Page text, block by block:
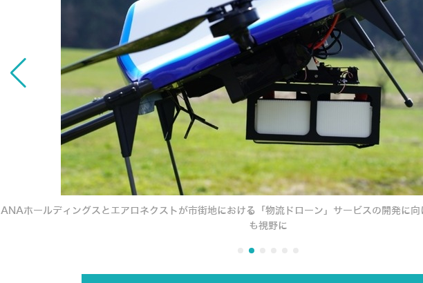
ANAホールディングスとエアロネクストが市街地における「物流ドローン」サービスの開発に
も視野に